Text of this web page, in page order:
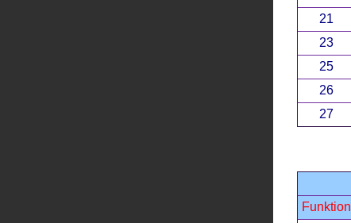
21
23
25
26
27
Funktion